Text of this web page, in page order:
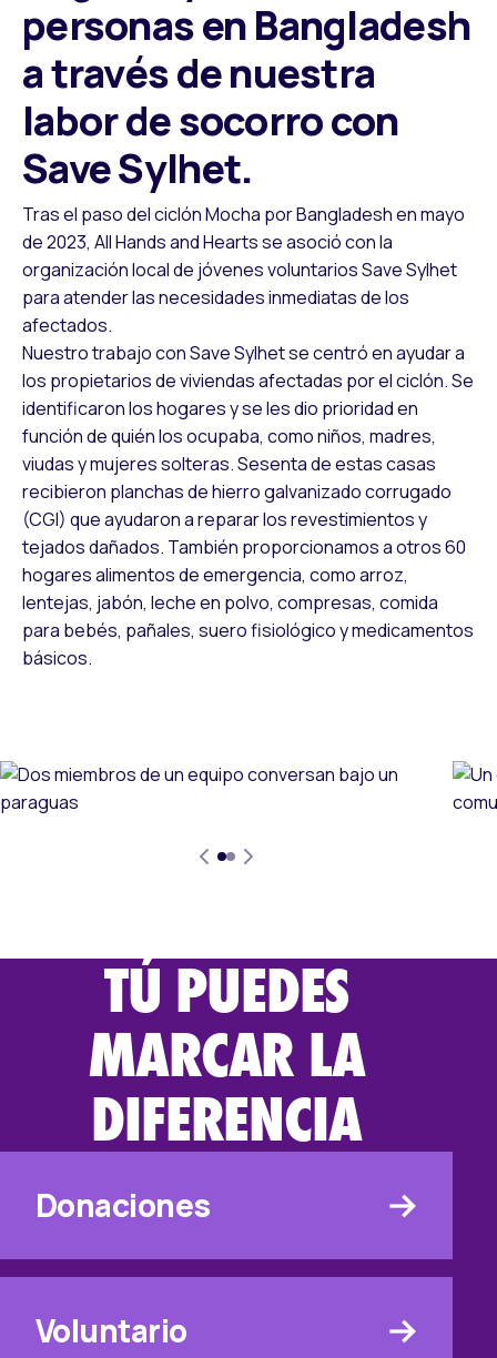
personas en Bangladesh
a través de nuestra
labor de socorro con
Save Sylhet.
Tras el paso del ciclón Mocha por Bangladesh en mayo
de 2023, All Hands and Hearts se asoció con la
organización local de jóvenes voluntarios Save Sylhet
para atender las necesidades inmediatas de los
afectados.
Nuestro trabajo con Save Sylhet se centró en ayudar a
los propietarios de viviendas afectadas por el ciclón. Se
identificaron los hogares y se les dio prioridad en
función de quién los ocupaba, como niños, madres,
viudas y mujeres solteras. Sesenta de estas casas
recibieron planchas de hierro galvanizado corrugado
(CGI) que ayudaron a reparar los revestimientos y
tejados dañados. También proporcionamos a otros 60
hogares alimentos de emergencia, como arroz,
lentejas, jabón, leche en polvo, compresas, comida
para bebés, pañales, suero fisiológico y medicamentos
básicos.
TÚ PUEDES
MARCAR LA
DIFERENCIA
Donaciones
Voluntario